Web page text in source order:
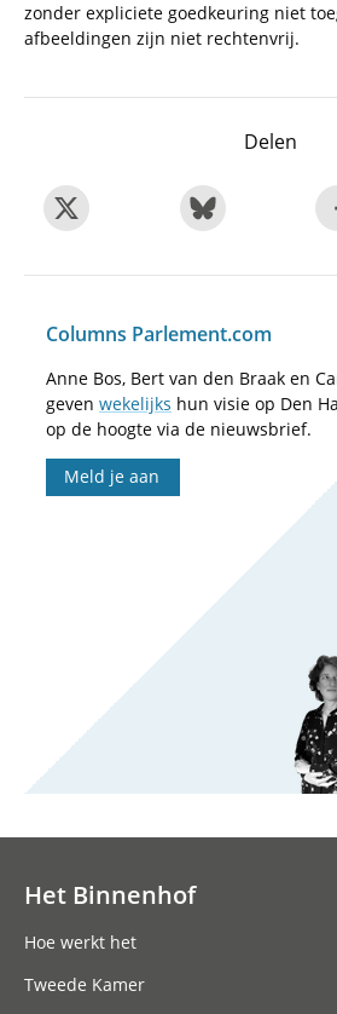
zonder expliciete goedkeuring niet
afbeeldingen zijn niet rechtenvrij.
Delen
Columns Parlement.com
Anne Bos, Bert van den Braak en
geven wekelijks hun visie op Den
op de hoogte via de nieuwsbrief.
Meld je aan
Het Binnenhof
Hoe werkt het
Tweede Kamer